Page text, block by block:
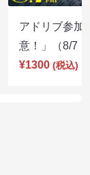
アドリブ参加
意！」（8/7
¥1300 (税込)